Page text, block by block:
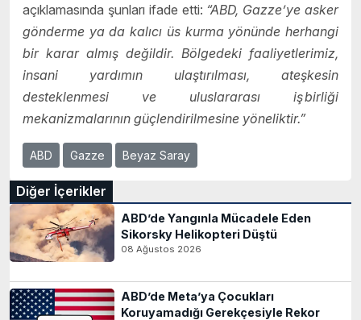
açıklamasında şunları ifade etti: “ABD, Gazze’ye asker
gönderme ya da kalıcı üs kurma yönünde herhangi
bir karar almış değildir. Bölgedeki faaliyetlerimiz,
insani yardımın ulaştırılması, ateşkesin
desteklenmesi ve uluslararası iş birliği
mekanizmalarının güçlendirilmesine yöneliktir.”
ABD Gazze Beyaz Saray
Diğer İçerikler
ABD’de Yangınla Mücadele Eden
Sikorsky Helikopteri Düştü
08 Ağustos 2026
ABD’de Meta’ya Çocukları
Koruyamadığı Gerekçesiyle Rekor